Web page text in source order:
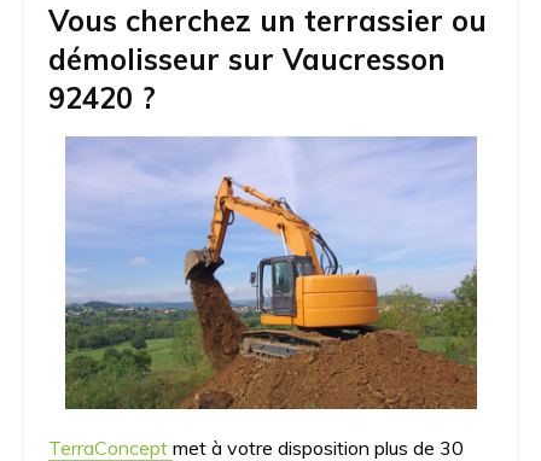
Vous cherchez un terrassier ou
démolisseur sur Vaucresson
92420 ?
TerraConcept met à votre disposition plus de 30